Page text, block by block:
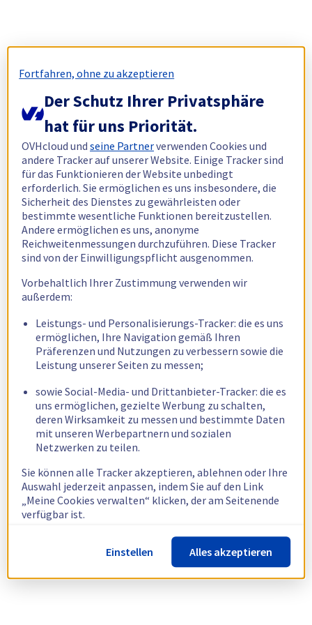
Fortfahren, ohne zu akzeptieren
Der Schutz Ihrer Privatsphäre
hat für uns Priorität.
OVHcloud undseine Partnerverwenden Cookies und
andere Tracker auf unserer Website. Einige Tracker sind
für das Funktionieren der Website unbedingt
erforderlich. Sie ermöglichen es uns insbesondere, die
Sicherheit des Dienstes zu gewährleisten oder
bestimmte wesentliche Funktionen bereitzustellen.
Andere ermöglichen es uns, anonyme
Reichweitenmessungen durchzuführen. Diese Tracker
sind von der Einwilligungspflicht ausgenommen.
Vorbehaltlich Ihrer Zustimmung verwenden wir
außerdem:
Leistungs- und Personalisierungs-Tracker: die es uns
ermöglichen, Ihre Navigation gemäß Ihren
Präferenzen und Nutzungen zu verbessern sowie die
Leistung unserer Seiten zu messen;
sowie Social-Media- und Drittanbieter-Tracker: die es
uns ermöglichen, gezielte Werbung zu schalten,
deren Wirksamkeit zu messen und bestimmte Daten
mit unseren Werbepartnern und sozialen
Netzwerken zu teilen.
Sie können alle Tracker akzeptieren, ablehnen oder Ihre
Auswahl jederzeit anpassen, indem Sie auf den Link
„Meine Cookies verwalten“ klicken, der am Seitenende
verfügbar ist.
Weitere Informationen finden Sie in unsererRichtlinie
zur Verwendung von Cookies.
Einstellen Alles akzeptieren